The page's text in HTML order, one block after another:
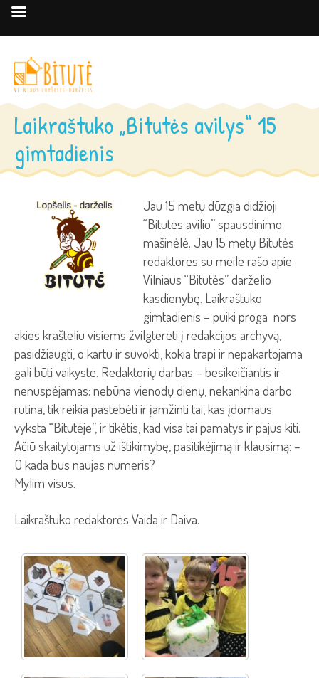
Laikraštuko „Bitutės avilys“ 15
gimtadienis
Jau 15 metų dūzgia didžioji
“Bitutės avilio” spausdinimo
mašinėlė. Jau 15 metų Bitutės
redaktorės su meile rašo apie
Vilniaus “Bitutės” darželio
kasdienybę. Laikraštuko
gimtadienis – puiki proga nors
akies krašteliu visiems žvilgterėti į redakcijos archyvą,
pasidžiaugti, o kartu ir suvokti, kokia trapi ir nepakartojama
gali būti vaikystė. Redaktorių darbas – besikeičiantis ir
nenuspėjamas: nebūna vienodų dienų, nekankina darbo
rutina, tik reikia pastebėti ir įamžinti tai, kas įdomaus
vyksta “Bitutėje”, ir tikėtis, kad visa tai pamatys ir pajus kiti.
Ačiū skaitytojams už ištikimybę, pasitikėjimą ir klausimą: –
O kada bus naujas numeris?
Mylim visus.
Laikraštuko redaktorės Vaida ir Daiva.